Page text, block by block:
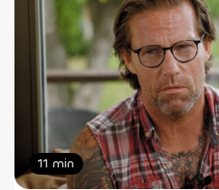
11 min